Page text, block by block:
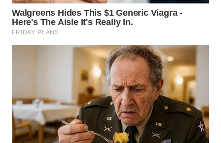
WN
KALTIM
GORONTALO
WN
SULUT